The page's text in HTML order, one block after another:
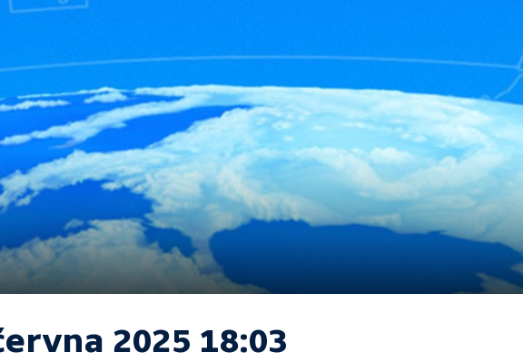
2025 18:03